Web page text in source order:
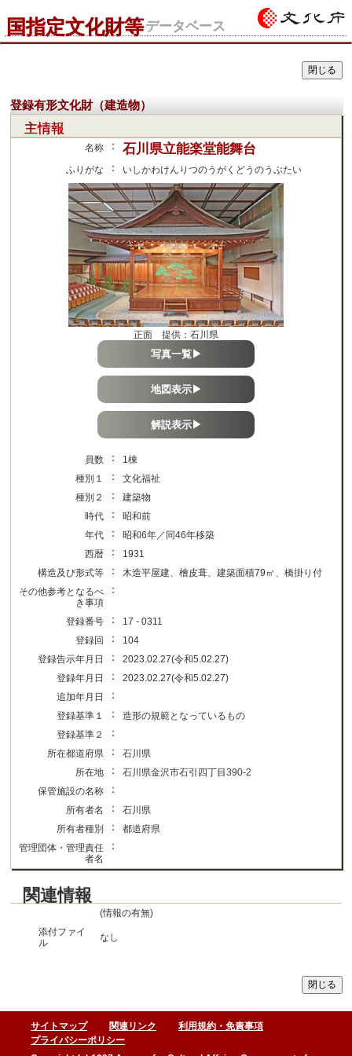
国指定文化財等データベース
登録有形文化財（建造物）
主情報
名称 ： 石川県立能楽堂能舞台
ふりがな ： いしかわけんりつのうがくどうのうぶたい
正面 提供：石川県
写真一覧▶
地図表示▶
解説表示▶
員数 ：
1棟
種別１
：
文化福祉
種別２
：
建築物
時代
：
昭和前
年代
：
昭和6年／同46年移築
西暦
：
1931
構造及び形式等
：
木造平屋建、檜皮葺、建築面積79㎡、橋掛り付
その他参考となるべ
き事項
：
登録番号 ：
17 - 0311
登録回
：
104
登録告示年月日
：
2023.02.27(令和5.02.27)
登録年月日
：
2023.02.27(令和5.02.27)
追加年月日
：
登録基準１ ：
造形の規範となっているもの
登録基準２
：
所在都道府県 ：
石川県
所在地
：
石川県金沢市石引四丁目390-2
保管施設の名称
：
所有者名 ：
石川県
所有者種別
：
都道府県
管理団体・管理責任
者名
：
関連情報
(情報の有無)
添付ファイ
ル
なし
サイトマップ 関連リンク
利用規約・免責事項
プライバシーポリシー